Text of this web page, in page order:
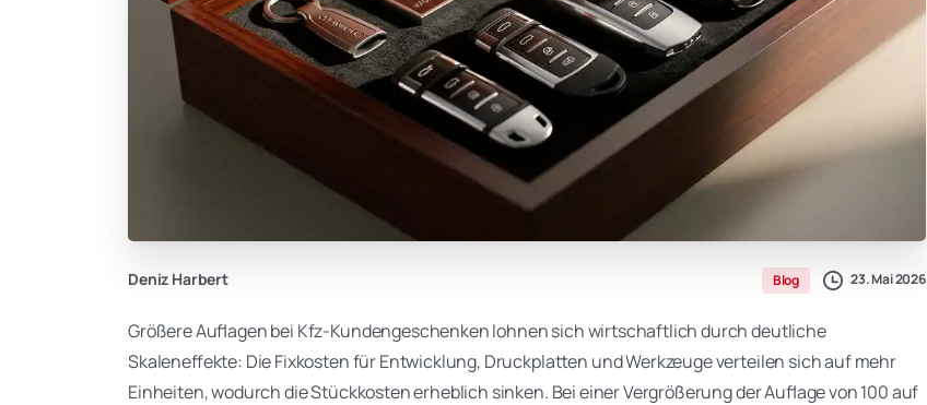
Deniz Harbert Blog 23. Mai 2026
Größere Auflagen bei Kfz-Kundengeschenken lohnen sich wirtschaftlich durch deutliche
Skaleneffekte: Die Fixkosten für Entwicklung, Druckplatten und Werkzeuge verteilen sich auf mehr
Einheiten, wodurch die Stückkosten erheblich sinken. Bei einer Vergrößerung der Auflage von 100 auf